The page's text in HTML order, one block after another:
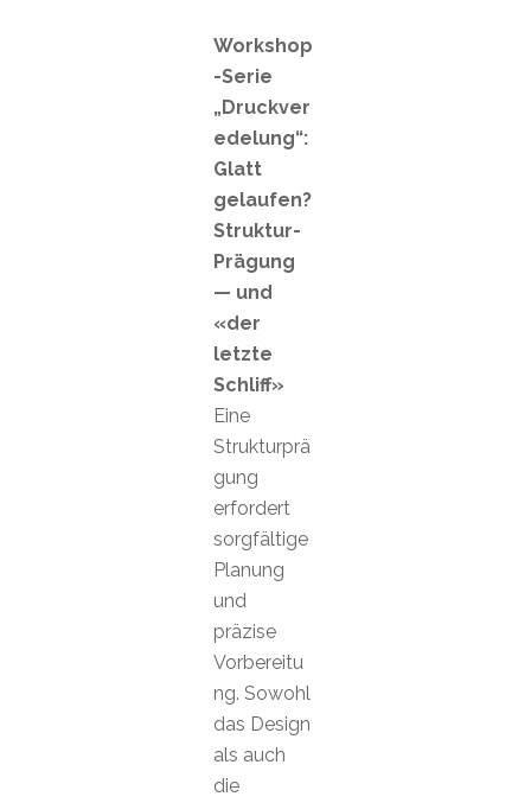
Workshop
-Serie
„Druckver
edelung“:
Glatt
gelaufen?
Struktur-
Prägung
— und
«der
letzte
Schliff»
Eine
Strukturprä
gung
erfordert
sorgfältige
Planung
und
präzise
Vorbereitu
ng. Sowohl
das Design
als auch
die